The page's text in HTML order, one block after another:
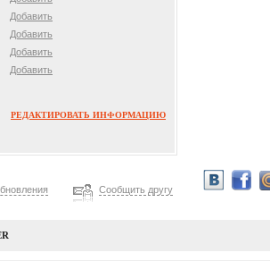
Добавить
Добавить
Добавить
Добавить
РЕДАКТИРОВАТЬ ИНФОРМАЦИЮ
Сообщить другу